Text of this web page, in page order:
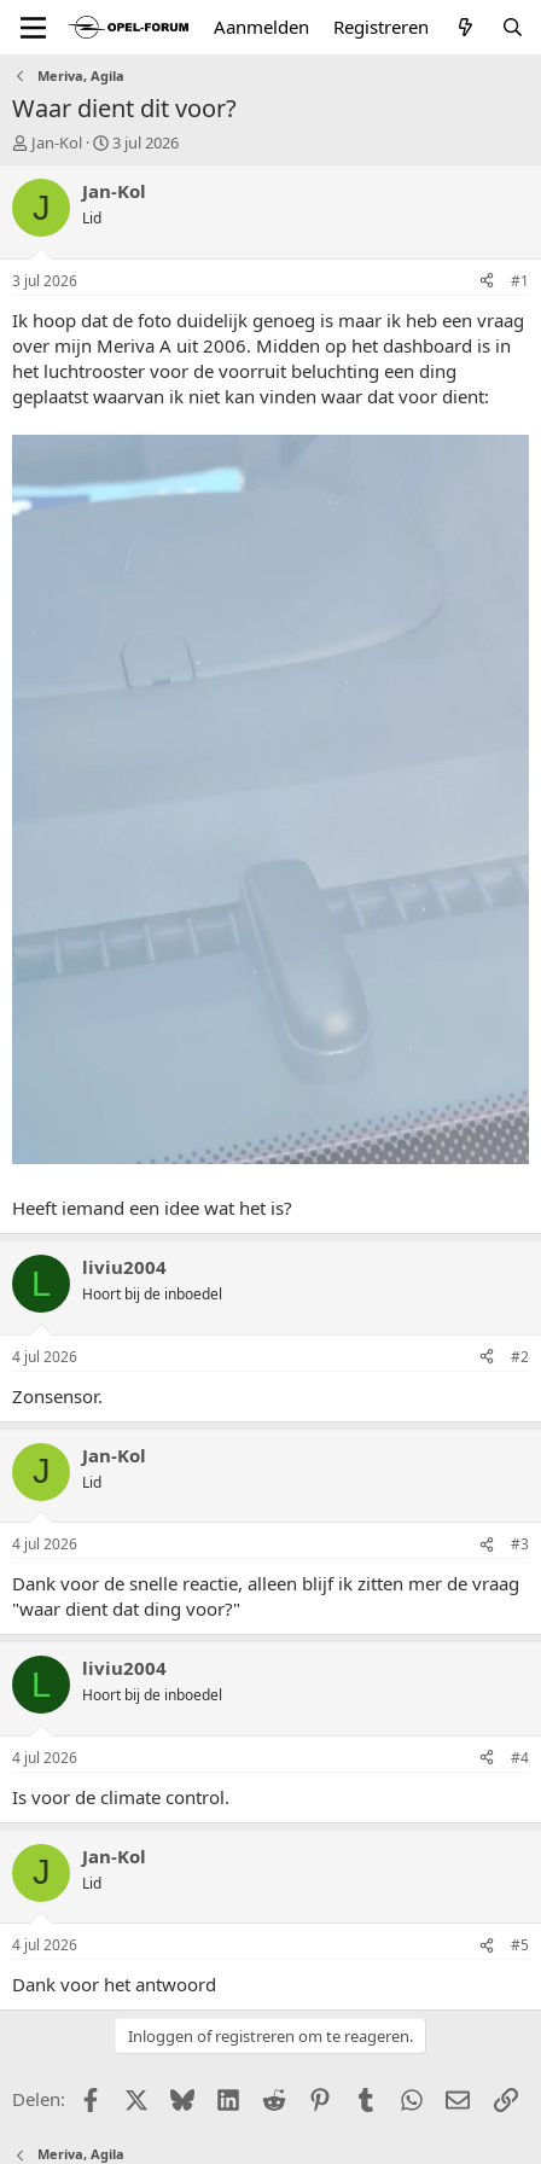
Aanmelden Registreren
Meriva, Agila
Waar dient dit voor?
T
p
a
r
e
r
Jan-Kol
S
a
u
m
3 jul 2026
J Jan-Kol
Lid
3 jul 2026 #1
Ik hoop dat de foto duidelijk genoeg is maar ik heb een vraag
over mijn Meriva A uit 2006. Midden op het dashboard is in
het luchtrooster voor de voorruit beluchting een ding
geplaatst waarvan ik niet kan vinden waar dat voor dient:
Heeft iemand een idee wat het is?
L liviu2004
Hoort bij de inboedel
4 jul 2026 #2
Zonsensor.
J Jan-Kol
Lid
4 jul 2026 #3
Dank voor de snelle reactie, alleen blijf ik zitten mer de vraag
"waar dient dat ding voor?"
L liviu2004
Hoort bij de inboedel
4 jul 2026 #4
Is voor de climate control.
J Jan-Kol
Lid
4 jul 2026 #5
Dank voor het antwoord
Inloggen of registreren om te reageren.
Delen: FacebookX (Twitter)
BlueskyLinkedIn
Reddit PinterestTumblr WhatsApp
E-mail
Meriva, Agila